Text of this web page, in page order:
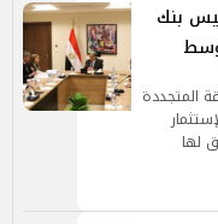
بنك
المتجددة
لها